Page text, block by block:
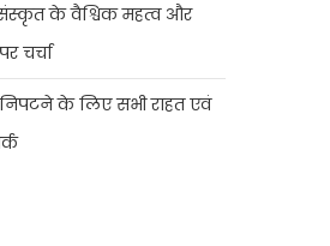
के वैश्विक महत्व और
चर्चा
के लिए सभी राहत एवं